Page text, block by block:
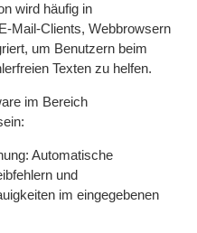
wird häufig in
Mail-Clients, Webbrowsern
um Benutzern beim
Texten zu helfen.
im Bereich
Automatische
und
im eingegebenen